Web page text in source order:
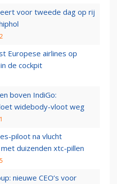
voor tweede dag op rij
Europese airlines op
de cockpit
boven IndiGo:
widebody-vloot weg
piloot na vlucht
duizenden xtc-pillen
nieuwe CEO’s voor